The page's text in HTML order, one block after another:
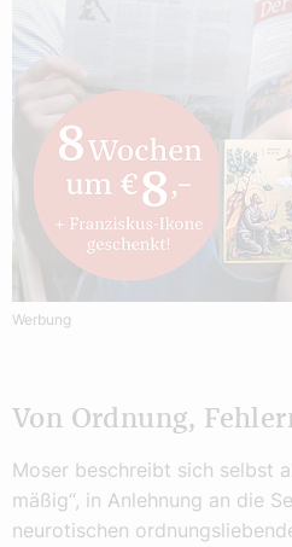
Werbung
Von Ordnung,
Moser beschreibt sich selbst
mäßig“, in Anlehnung an die
neurotischen